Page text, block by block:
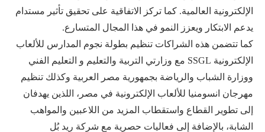
الإلكترونية العالمية. كما تركز الاتفاقية على تحقيق تأثير مستدام
يدعم الابتكار ويعزز النمو في هذا المجال المتسارع.
كما تتضمن هذه الشراكات تنظيم بطولة نجوم المدارس للألعاب
الإلكترونية SSGL مع وزارتي التربية والتعليم و التعليم الفني
ووزارة الشباب والرياضة بجمهورية مصر العربية وكذلك تنظيم
مهرجان انسومنيا للألعاب الإلكترونية في مصر، اللذين يهدفان
إلى تطوير القطاع واستقطاب المزيد من اللاعبين والمواهب
الشابة، بالإضافة إلى فعاليات حصرية مع شركة ريد بُل